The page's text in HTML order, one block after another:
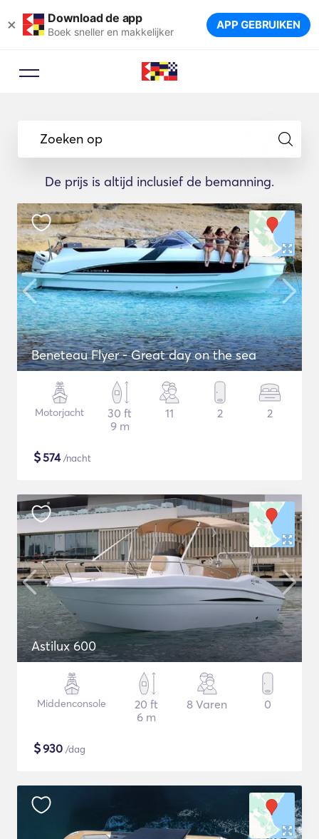
× Download de app
Boek sneller en makkelijker APP GEBRUIKEN
Zoeken op
De prijs is altijd inclusief de bemanning.
Beneteau Flyer - Great day on the sea
Motorjacht
30 ft
9 m
11 2 2
$574/nacht
Astilux 600
Middenconsole
20 ft
6 m
8 Varen 0
$930 /dag